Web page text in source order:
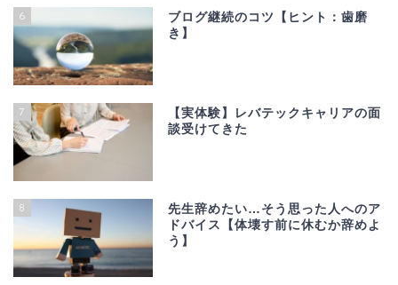
6
ブログ継続のコツ【ヒント：歯磨
き】
7
【実体験】レバテックキャリアの面
談受けてきた
8
先生辞めたい…そう思った人へのア
ドバイス【体壊す前に休むか辞めよ
う】